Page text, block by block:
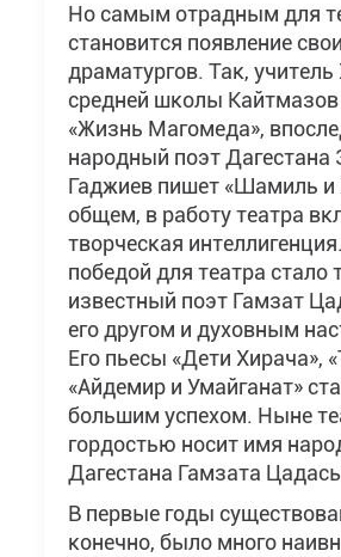
Но самым отрадным для
становится появление
драматургов. Так, учитель
средней школы Кайтмазов
«Жизнь Магомеда»,
народный поэт Дагестана
Гаджиев пишет «Шамиль и
общем, в работу театра
творческая
победой для театра стало
известный поэт Гамзат
его другом и духовным
Его пьесы «Дети Хирача»,
«Айдемир и Умайганат»
большим успехом. Ныне
гордостью носит имя
Дагестана Гамзата
В первые годы
конечно, было много